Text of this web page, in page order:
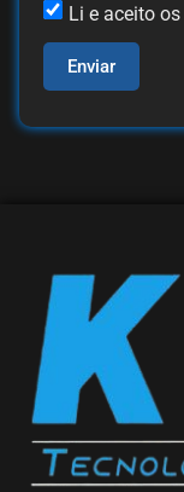
Li e aceito os
Enviar